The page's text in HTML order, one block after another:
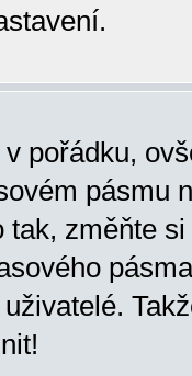
pořádku,
pásmu
tak, změňte